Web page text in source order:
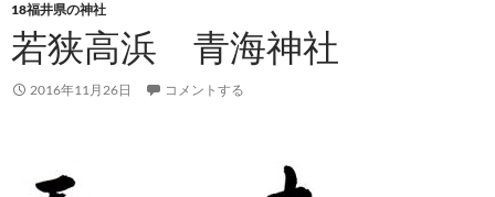
18福井県の神社
若狭高浜 青海神社
2016年11月26日 コメントする